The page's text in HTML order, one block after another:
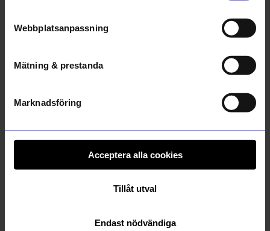
Webbplatsanpassning
Mätning & prestanda
Marknadsföring
Acceptera alla cookies
Tillåt utval
Endast nödvändiga
DRMZ Y - Gold Rhinestone
49kr
DRMZ X - Silver Rhinestone
49kr
I lager
Andra köpte även
15%